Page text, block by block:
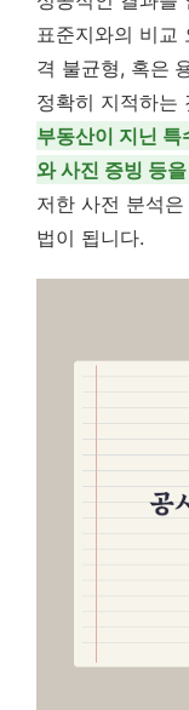
표준지와의 비교
격 불균형, 혹은
정확히 지적하는
부동산이 지닌 특
와 사진 증빙 등
저한 사전 분석
법이 됩니다.